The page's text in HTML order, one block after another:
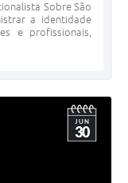
Sobre São
a identidade
e profissionais,
JUN
30